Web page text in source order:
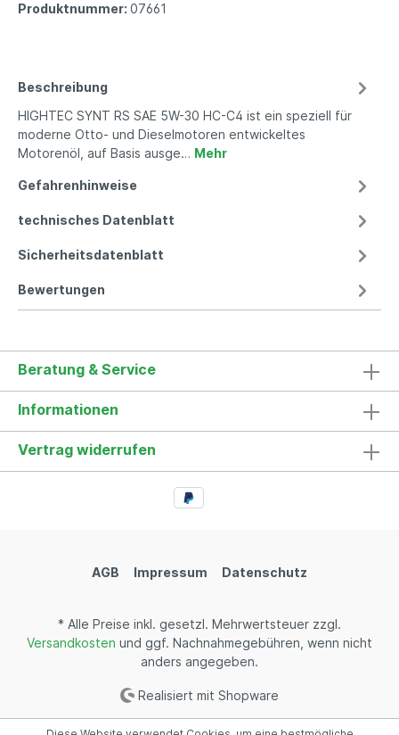
Produktnummer: 07661
Beschreibung
HIGHTEC SYNT RS SAE 5W-30 HC-C4 ist ein speziell für
moderne Otto- und Dieselmotoren entwickeltes
Motorenöl, auf Basis ausge… Mehr
Gefahrenhinweise
technisches Datenblatt
Sicherheitsdatenblatt
Bewertungen
Beratung & Service
Informationen
Vertrag widerrufen
AGB Impressum Datenschutz
* Alle Preise inkl. gesetzl. Mehrwertsteuer zzgl.
Versandkosten und ggf. Nachnahmegebühren, wenn nicht
anders angegeben.
Realisiert mit Shopware